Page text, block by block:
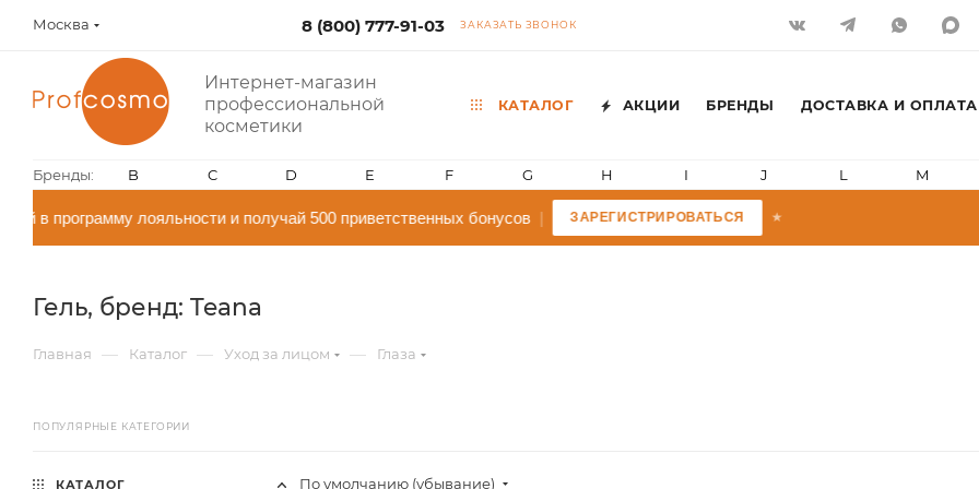
Москва 8 (800) 777-91-03 ЗАКАЗАТЬ ЗВОНОК
Интернет-магазин
профессиональной
косметики
КАТАЛОГ АКЦИИ БРЕНДЫ ДОСТАВКА И ОПЛАТА
Бренды: B C D E F G H I J L M
в программу лояльности и получай 500 приветственных бонусов| ЗАРЕГИСТРИРОВАТЬСЯ
Гель, бренд: Teana
Главная — Каталог — Уход за лицом — Глаза
ПОПУЛЯРНЫЕ КАТЕГОРИИ
По умолчанию (убывание)
КАТАЛОГ